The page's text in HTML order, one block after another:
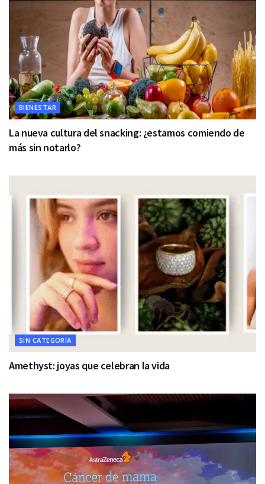
BIENESTAR
La nueva cultura del snacking: ¿estamos comiendo de
más sin notarlo?
SIN CATEGORÍA
Amethyst: joyas que celebran la vida